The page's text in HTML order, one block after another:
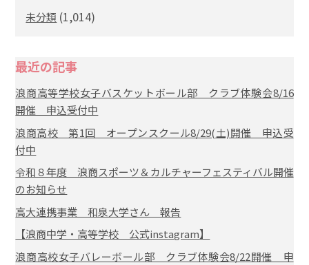
未分類 (1,014)
最近の記事
浪商高等学校女子バスケットボール部 クラブ体験会8/16
開催 申込受付中
浪商高校 第1回 オープンスクール8/29(土)開催 申込受
付中
令和８年度 浪商スポーツ＆カルチャーフェスティバル開催
のお知らせ
高大連携事業 和泉大学さん 報告
【浪商中学・高等学校 公式instagram】
浪商高校女子バレーボール部 クラブ体験会8/22開催 申